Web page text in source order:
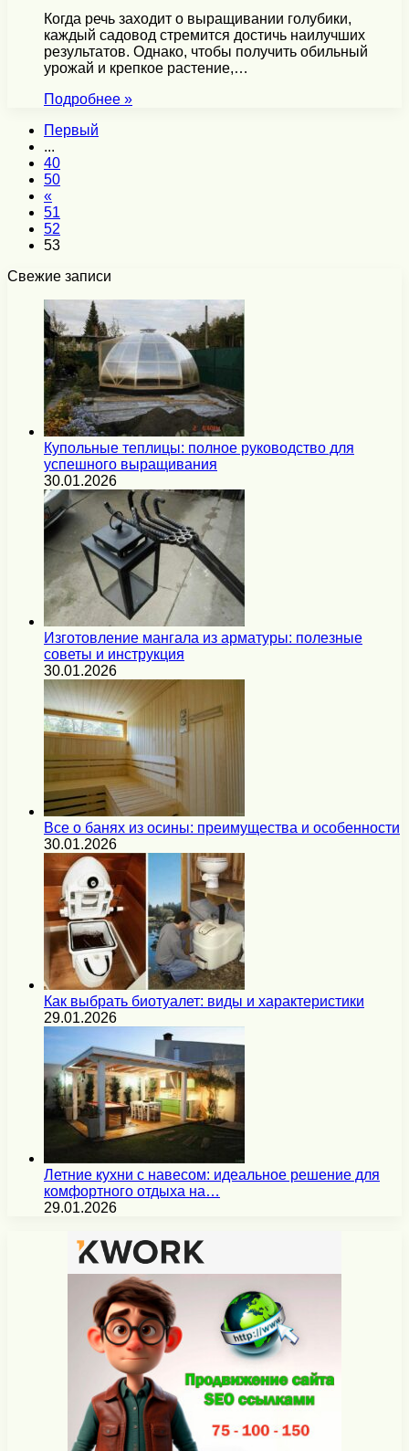
Когда речь заходит о выращивании голубики,
каждый садовод стремится достичь наилучших
результатов. Однако, чтобы получить обильный
урожай и крепкое растение,…
Подробнее »
Первый
...
40
50
«
51
52
53
Свежие записи
Купольные теплицы: полное руководство для
успешного выращивания
30.01.2026
Изготовление мангала из арматуры: полезные
советы и инструкция
30.01.2026
Все о банях из осины: преимущества и особенности
30.01.2026
Как выбрать биотуалет: виды и характеристики
29.01.2026
Летние кухни с навесом: идеальное решение для
комфортного отдыха на…
29.01.2026